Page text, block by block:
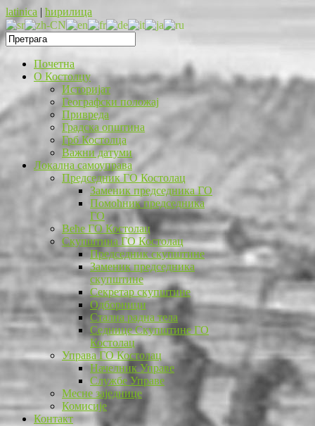
latinica | ћирилица
Почетна
O Костолцу
Историјат
Географски положај
Привреда
Градска општина
Грб Костолца
Важни датуми
Локална самоуправа
Председник ГО Костолац
Заменик председника ГО
Помоћник председника
ГО
Веће ГО Костолац
Скупштина ГО Костолац
Председник скупштине
Заменик председника
скупштине
Секретар скупштине
Одборници
Стална радна тела
Седнице Скупштине ГО
Костолац
Управа ГО Костолац
Начелник Управе
Службе Управе
Месне заједнице
Комисије
Контакт